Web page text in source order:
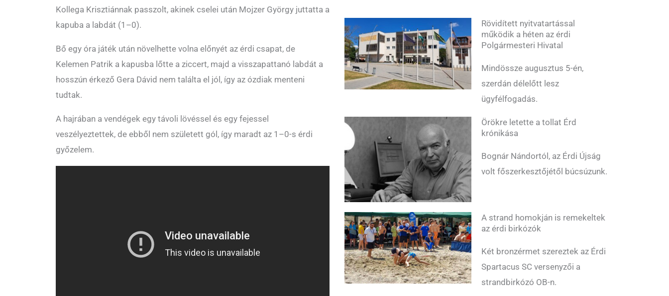
Kollega Krisztiánnak passzolt, akinek cselei után Mojzer György juttatta a
kapuba a labdát (1–0).
Bő egy óra játék után növelhette volna előnyét az érdi csapat, de
Kelemen Patrik a kapusba lőtte a ziccert, majd a visszapattanó labdát a
hosszún érkező Gera Dávid nem találta el jól, így az ózdiak menteni
tudtak.
A hajrában a vendégek egy távoli lövéssel és egy fejessel
veszélyeztettek, de ebből nem született gól, így maradt az 1–0-s érdi
győzelem.
Rövidített nyitvatartással
működik a héten az érdi
Polgármesteri Hivatal
Mindössze augusztus 5-én,
szerdán délelőtt lesz
ügyfélfogadás.
Örökre letette a tollat Érd
krónikása
Bognár Nándortól, az Érdi Újság
volt főszerkesztőjétől búcsúzunk.
A strand homokján is remekeltek
az érdi birkózók
Két bronzérmet szereztek az Érdi
Spartacus SC versenyzői a
strandbirkózó OB-n.